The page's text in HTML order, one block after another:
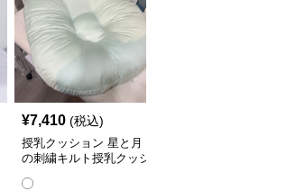
¥7,410 (税込)
授乳クッション 星と月
の刺繍キルト授乳クッシ